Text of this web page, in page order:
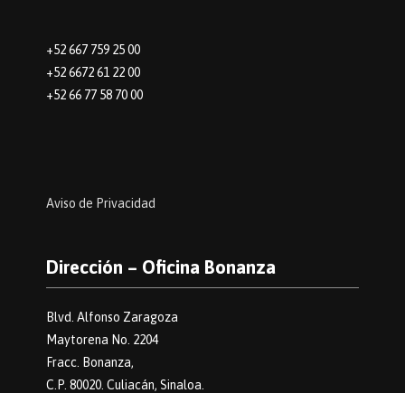
+52 667 759 25 00
+52 6672 61 22 00
+52 66 77 58 70 00
Aviso de Privacidad
Dirección – Oficina Bonanza
Blvd. Alfonso Zaragoza
Maytorena No. 2204
Fracc. Bonanza,
C.P. 80020. Culiacán, Sinaloa.